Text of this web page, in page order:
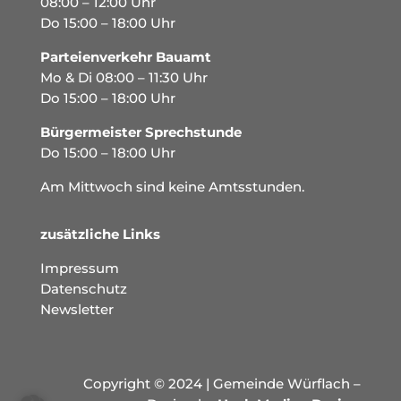
Do 15:00 – 18:00 Uhr
Parteienverkehr Bauamt
Mo & Di 08:00 – 11:30 Uhr
Do 15:00 – 18:00 Uhr
Bürgermeister Sprechstunde
Do 15:00 – 18:00 Uhr
Am Mittwoch sind keine Amtsstunden.
zusätzliche Links
Impressum
Datenschutz
Newsletter
Copyright © 2024 | Gemeinde Würflach –